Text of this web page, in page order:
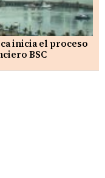
inicia el proceso
BSC